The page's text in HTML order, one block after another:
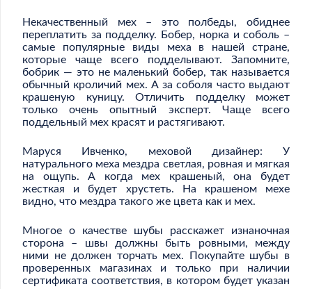
Некачественный мех – это полбеды, обиднее
переплатить за подделку. Бобер, норка и соболь –
самые популярные виды меха в нашей стране,
которые чаще всего подделывают. Запомните,
бобрик — это не маленький бобер, так называется
обычный кроличий мех. А за соболя часто выдают
крашеную куницу. Отличить подделку может
только очень опытный эксперт. Чаще всего
поддельный мех красят и растягивают.
Маруся Ивченко, меховой дизайнер: У
натурального меха мездра светлая, ровная и мягкая
на ощупь. А когда мех крашеный, она будет
жесткая и будет хрустеть. На крашеном мехе
видно, что мездра такого же цвета как и мех.
Многое о качестве шубы расскажет изнаночная
сторона – швы должны быть ровными, между
ними не должен торчать мех. Покупайте шубы в
проверенных магазинах и только при наличии
сертификата соответствия, в котором будет указан